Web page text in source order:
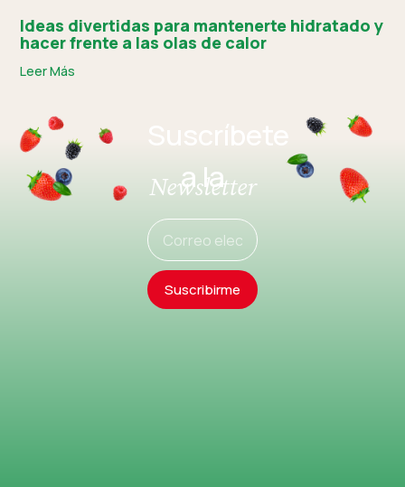
Ideas divertidas para mantenerte hidratado y
hacer frente a las olas de calor
Leer Más
Suscríbete
a la
Newsletter
Suscribirme